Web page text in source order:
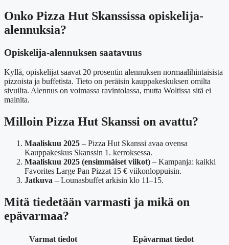
Onko Pizza Hut Skanssissa opiskelija-
alennuksia?
Opiskelija-alennuksen saatavuus
Kyllä, opiskelijat saavat 20 prosentin alennuksen normaalihintaisista
pizzoista ja buffetista. Tieto on peräisin kauppakeskuksen omilta
sivuilta. Alennus on voimassa ravintolassa, mutta Woltissa sitä ei
mainita.
Milloin Pizza Hut Skanssi on avattu?
Maaliskuu 2025 – Pizza Hut Skanssi avaa ovensa
Kauppakeskus Skanssin 1. kerroksessa.
Maaliskuu 2025 (ensimmäiset viikot) – Kampanja: kaikki
Favorites Large Pan Pizzat 15 € viikonloppuisin.
Jatkuva – Lounasbuffet arkisin klo 11–15.
Mitä tiedetään varmasti ja mikä on
epävarmaa?
Varmat tiedot
Epävarmat tiedot